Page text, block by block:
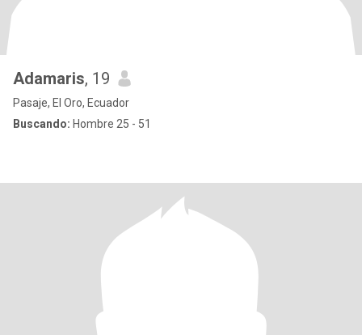
Adamaris, 19
Pasaje, El Oro, Ecuador
Buscando: Hombre 25 - 51